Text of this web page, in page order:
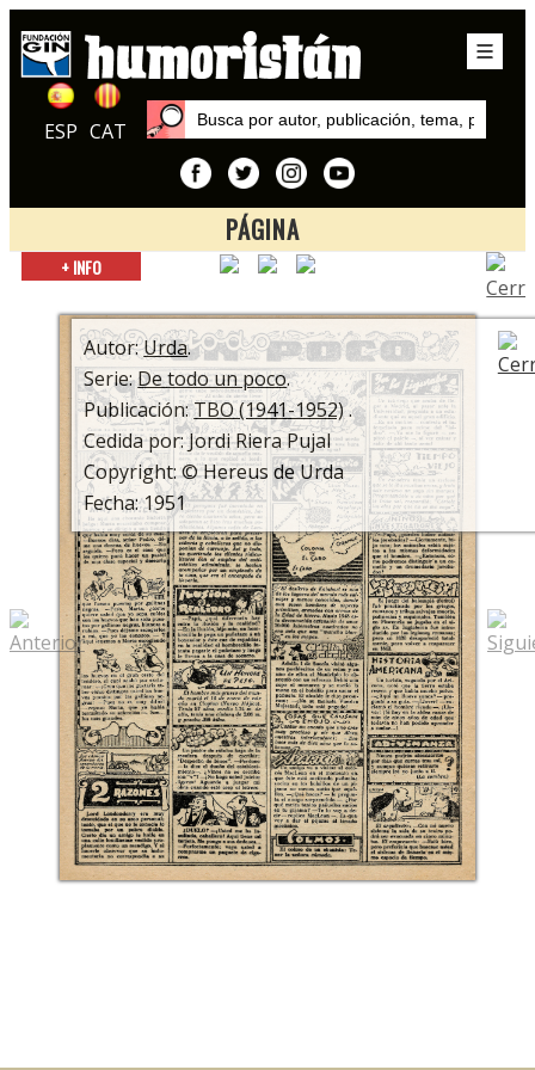
ESP CAT
PÁGINA
Inicio
De todo un poco
+ INFO
Autor:Urda.
Serie:De todo un poco.
Publicación:TBO (1941-1952).
Cedida por: Jordi Riera Pujal
Copyright: © Hereus de Urda
Fecha: 1951